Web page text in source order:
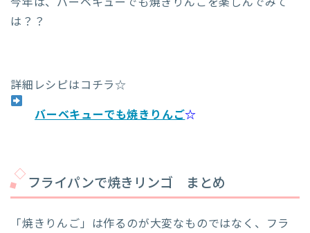
今年は、バーベキューでも焼きりんごを楽しんでみて
は？？
詳細レシピはコチラ☆
バーベキューでも焼きりんご☆
フライパンで焼きリンゴ まとめ
「焼きりんご」は作るのが大変なものではなく、フラ